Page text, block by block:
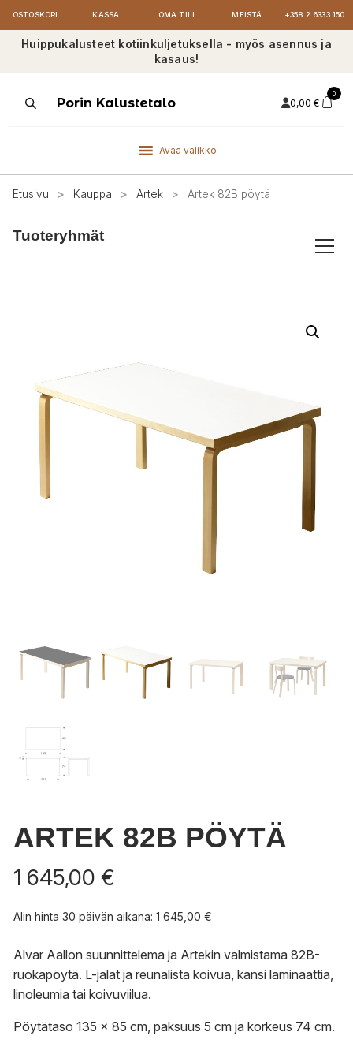
OSTOSKORI KASSA OMA TILI MEISTÄ +358 2 6333 150
Huippukalusteet kotiinkuljetuksella - myös asennus ja
kasaus!
ProductsPorin Kalustetalo 0,00 €
0
Avaa valikko
Etusivu > Kauppa > Artek > Artek 82B pöytä
Tuoteryhmät
ARTEK 82B PÖYTÄ
1 645,00 €
Alin hinta 30 päivän aikana: 1 645,00 €
Alvar Aallon suunnittelema ja Artekin valmistama 82B-
ruokapöytä. L-jalat ja reunalista koivua, kansi laminaattia,
linoleumia tai koivuviilua.
Pöytätaso 135 x 85 cm, paksuus 5 cm ja korkeus 74 cm.